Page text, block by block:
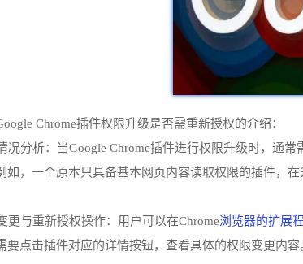
Chrome插件权限升级是否需重新授权的介绍：
况分析：当Google Chrome插件进行权限升级时，通
如，一个原本只具备基本网页内容读取权限的插件，
更与重新授权操作：用户可以在Chrome浏览器的扩展
要点击插件对应的详情按钮，查看具体的权限变更内